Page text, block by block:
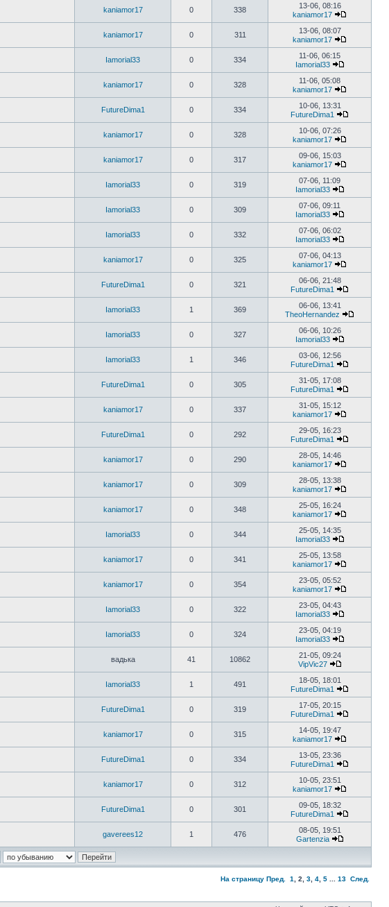
kaniamor17 0 338
13-06, 08:16
kaniamor17
kaniamor17 0 311
13-06, 08:07
kaniamor17
Iamorial33 0 334
11-06, 06:15
Iamorial33
kaniamor17 0 328
11-06, 05:08
kaniamor17
FutureDima1 0 334
10-06, 13:31
FutureDima1
kaniamor17 0 328
10-06, 07:26
kaniamor17
kaniamor17 0 317
09-06, 15:03
kaniamor17
Iamorial33 0 319
07-06, 11:09
Iamorial33
Iamorial33 0 309
07-06, 09:11
Iamorial33
Iamorial33 0 332
07-06, 06:02
Iamorial33
kaniamor17 0 325
07-06, 04:13
kaniamor17
FutureDima1 0 321
06-06, 21:48
FutureDima1
Iamorial33 1 369
06-06, 13:41
TheoHernandez
Iamorial33 0 327
06-06, 10:26
Iamorial33
Iamorial33 1 346
03-06, 12:56
FutureDima1
FutureDima1 0 305
31-05, 17:08
FutureDima1
kaniamor17 0 337
31-05, 15:12
kaniamor17
FutureDima1 0 292
29-05, 16:23
FutureDima1
kaniamor17 0 290
28-05, 14:46
kaniamor17
kaniamor17 0 309
28-05, 13:38
kaniamor17
kaniamor17 0 348
25-05, 16:24
kaniamor17
Iamorial33 0 344
25-05, 14:35
Iamorial33
kaniamor17 0 341
25-05, 13:58
kaniamor17
kaniamor17 0 354
23-05, 05:52
kaniamor17
Iamorial33 0 322
23-05, 04:43
Iamorial33
Iamorial33 0 324
23-05, 04:19
Iamorial33
вадька 41 10862
21-05, 09:24
VipVic27
Iamorial33 1 491
18-05, 18:01
FutureDima1
FutureDima1 0 319
17-05, 20:15
FutureDima1
kaniamor17 0 315
14-05, 19:47
kaniamor17
FutureDima1 0 334
13-05, 23:36
FutureDima1
kaniamor17 0 312
10-05, 23:51
kaniamor17
FutureDima1 0 301
09-05, 18:32
FutureDima1
gaverees12 1 476
08-05, 19:51
Gartenzia
На страницу Пред. 1 2 3 4 5 13 След.